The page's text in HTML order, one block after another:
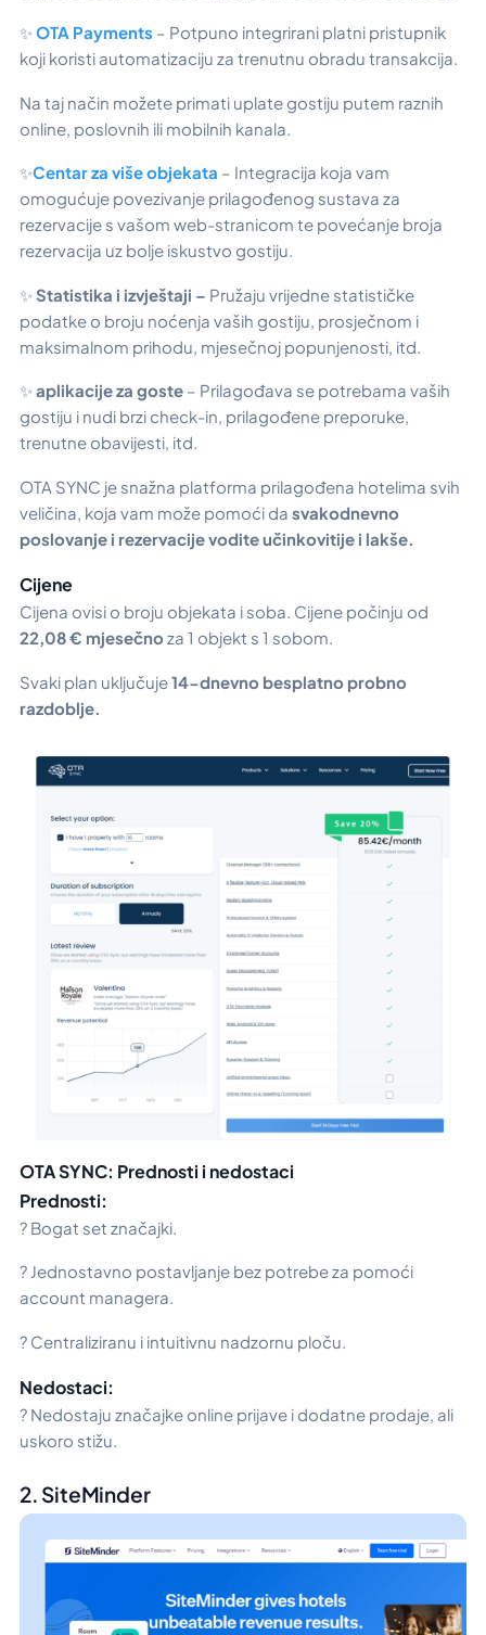
✨OTA Payments – Potpuno integrirani platni pristupnik
koji koristi automatizaciju za trenutnu obradu transakcija.
Na taj način možete primati uplate gostiju putem raznih
online, poslovnih ili mobilnih kanala.
✨Centar za više objekata – Integracija koja vam
omogućuje povezivanje prilagođenog sustava za
rezervacije s vašom web-stranicom te povećanje broja
rezervacija uz bolje iskustvo gostiju.
✨Statistika i izvještaji – Pružaju vrijedne statističke
podatke o broju noćenja vaših gostiju, prosječnom i
maksimalnom prihodu, mjesečnoj popunjenosti, itd.
✨aplikacije za goste – Prilagođava se potrebama vaših
gostiju i nudi brzi check-in, prilagođene preporuke,
trenutne obavijesti, itd.
OTA SYNC je snažna platforma prilagođena hotelima svih
veličina, koja vam može pomoći da svakodnevno
poslovanje i rezervacije vodite učinkovitije i lakše.
Cijene
Cijena ovisi o broju objekata i soba. Cijene počinju od
22,08 € mjesečno za 1 objekt s 1 sobom.
Svaki plan uključuje14-dnevno besplatno probno
razdoblje.
OTA SYNC: Prednosti i nedostaci
Prednosti:
? Bogat set značajki.
? Jednostavno postavljanje bez potrebe za pomoći
account managera.
? Centraliziranu i intuitivnu nadzornu ploču.
Nedostaci:
? Nedostaju značajke online prijave i dodatne prodaje, ali
uskoro stižu.
2. SiteMinder